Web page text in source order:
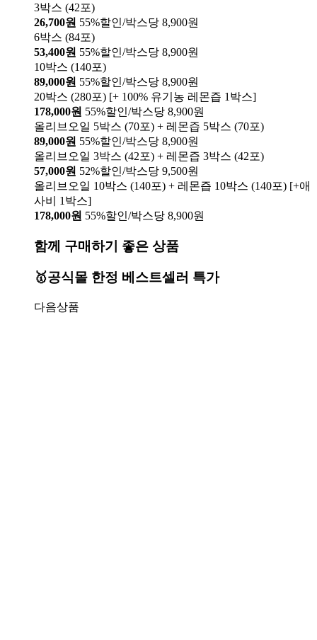
3박스 (42포)
26,700원 55%할인/박스당 8,900원
6박스 (84포)
53,400원 55%할인/박스당 8,900원
10박스 (140포)
89,000원 55%할인/박스당 8,900원
20박스 (280포) [+ 100% 유기농 레몬즙 1박스]
178,000원 55%할인/박스당 8,900원
올리브오일 5박스 (70포) + 레몬즙 5박스 (70포)
89,000원 55%할인/박스당 8,900원
올리브오일 3박스 (42포) + 레몬즙 3박스 (42포)
57,000원 52%할인/박스당 9,500원
올리브오일 10박스 (140포) + 레몬즙 10박스 (140포) [+애
사비 1박스]
178,000원 55%할인/박스당 8,900원
함께 구매하기 좋은 상품
🥇공식몰 한정 베스트셀러 특가
다음상품